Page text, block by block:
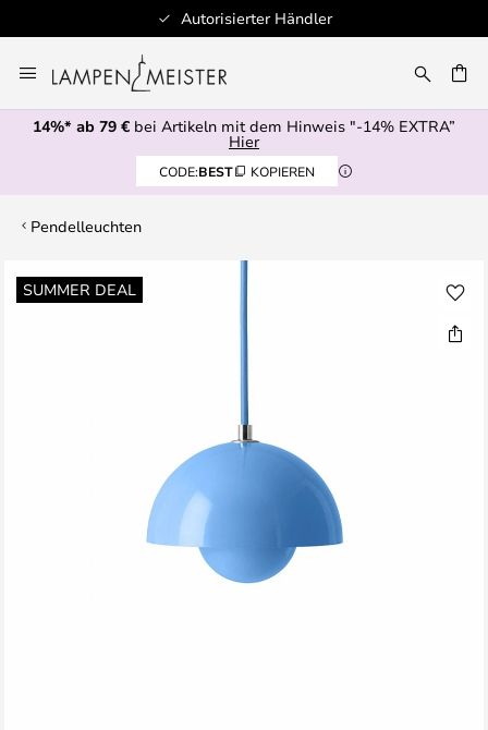
Autorisierter Händler
Inhalt
springen
14%* ab 79 € bei Artikeln mit dem Hinweis "-14% EXTRA”
Hier
CODE:BEST KOPIEREN
Pendelleuchten
SUMMER DEAL
Zum
Ende